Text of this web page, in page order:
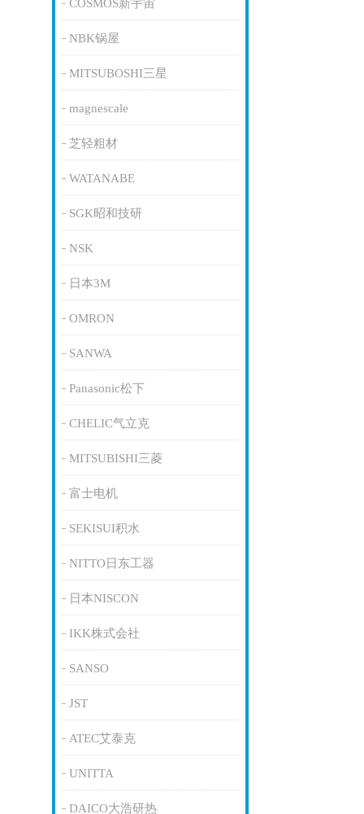
COSMOS新宇宙
NBK锅屋
MITSUBOSHI三星
magnescale
芝轻粗材
WATANABE
SGK昭和技研
NSK
日本3M
OMRON
SANWA
Panasonic松下
CHELIC气立克
MITSUBISHI三菱
富士电机
SEKISUI积水
NITTO日东工器
日本NISCON
IKK株式会社
SANSO
JST
ATEC艾泰克
UNITTA
DAICO大浩研热